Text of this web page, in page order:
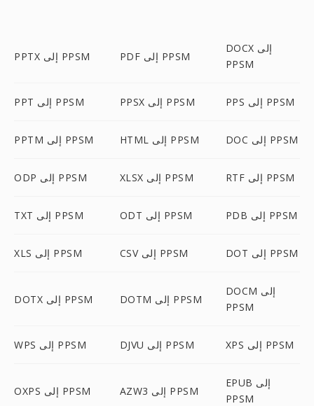
PPTX إلى PPSM PDF إلى PPSM
DOCX إلى
PPSM
PPT إلى PPSM PPSX إلى PPSM PPS إلى PPSM
PPTM إلى PPSM HTML إلى PPSM DOC إلى PPSM
ODP إلى PPSM XLSX إلى PPSM RTF إلى PPSM
TXT إلى PPSM ODT إلى PPSM PDB إلى PPSM
XLS إلى PPSM CSV إلى PPSM DOT إلى PPSM
DOTX إلى PPSM DOTM إلى PPSM
DOCM إلى
PPSM
WPS إلى PPSM DJVU إلى PPSM XPS إلى PPSM
OXPS إلى PPSM AZW3 إلى PPSM
EPUB إلى
PPSM